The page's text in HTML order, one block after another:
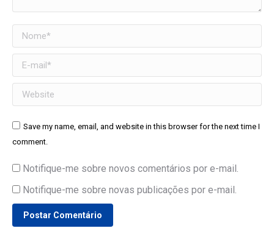
Nome *
E-mail *
Website
Save my name, email, and website in this browser for the next time I
comment.
Notifique-me sobre novos comentários por e-mail.
Notifique-me sobre novas publicações por e-mail.
Postar Comentário